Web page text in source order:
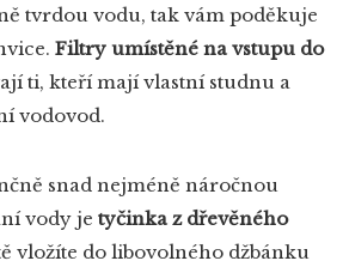
tvrdou vodu, tak vám poděkuje
Filtry umístěné na vstupu do
ti, kteří mají vlastní studnu a
vodovod.
snad nejméně náročnou
vody je tyčinka z dřevěného
vložíte do libovolného džbánku